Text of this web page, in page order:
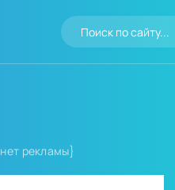
рекламы}